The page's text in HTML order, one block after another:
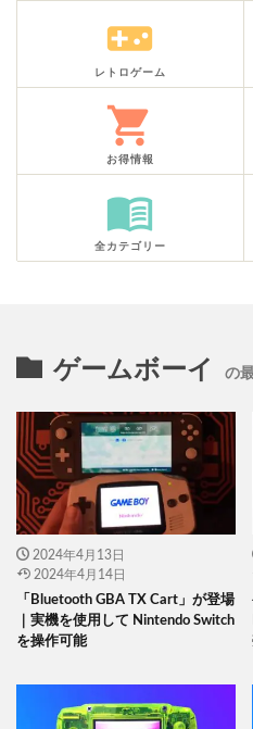
videogame_asset
レトロゲーム
shopping_cart
お得情報
menu_book
全カテゴリー
ゲームボーイ の
2024年4月13日
2024年4月14日
「Bluetooth GBA TX Cart」が登場
｜実機を使用して Nintendo Switch
を操作可能